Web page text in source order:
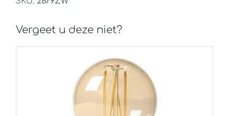
Vergeet u deze niet?